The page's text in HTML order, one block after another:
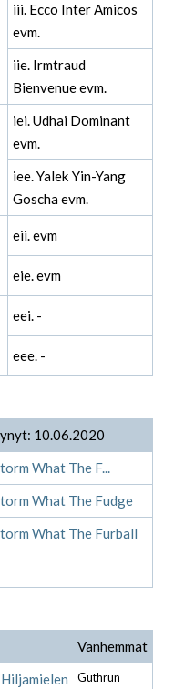
iii. Ecco Inter Amicos
evm.
iie. Irmtraud
Bienvenue evm.
iei. Udhai Dominant
evm.
iee. Yalek Yin-Yang
Goscha evm.
eii. evm
eie. evm
eei. -
eee. -
10.06.2020
What The F...
What The Fudge
What The Furball
Vanhemmat
Hiljamielen
Guthrun